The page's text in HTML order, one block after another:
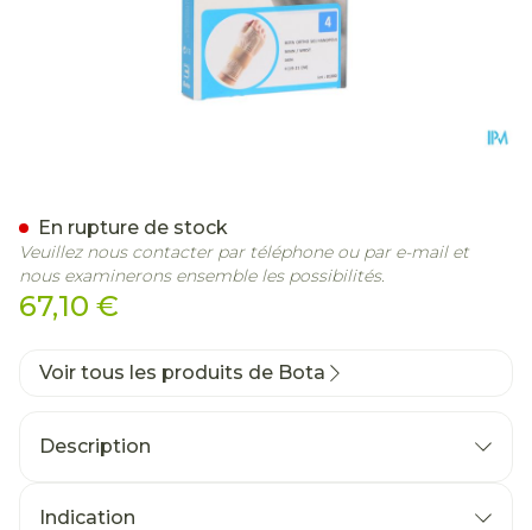
67,10 €
En rupture de stock
Veuillez nous contacter par téléphone ou par e-mail et
nous examinerons ensemble les possibilités.
Voir tous les produits de Bota
Description
Indication